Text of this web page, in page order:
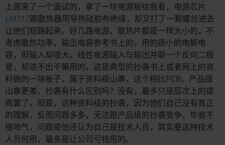
上周来了一个面试的，拿了一块电源板给我看，电源芯片
LM317跟散热器用导热硅胶布绝缘，却又打了一颗螺丝进去
让他们短路起来。好几路电源，散热片都是一样大小的，不
考虑散热功率，输出电容参考书上的，用的很小的电解电
容，但输入却很大。线性电源输入与输出并联一个反向二极
管，却说不出干嘛用的，这是典型的抄袭书上或者网上的资
料做的一块板子，属于资料级山寨，这个相比PCB，产品级
山寨更差，抄袭有什么区别吗？没有，最多只是层次上的提
高罢了，但是，这种资料级的抄袭，因为他们自己没有真正
的理解，反而问题多多，无法跟产品级的抄袭竞争，毕竟不
接地气，问题是他还认为自己是技术人员，其实要这种技术
人员何用，最多是让公司亏钱用的。